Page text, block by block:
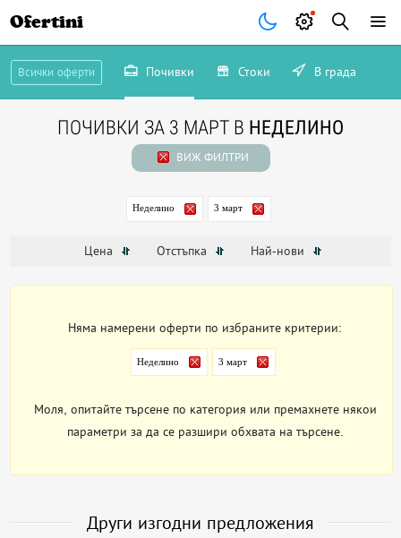
Ofertini
Всички оферти Почивки Стоки В града
ПОЧИВКИ ЗА 3 МАРТ В НЕДЕЛИНО
ВИЖ ФИЛТРИ
Неделино 3 март
Цена Отстъпка Най-нови
Няма намерени оферти по избраните критерии:
Неделино 3 март
Моля, опитайте търсене по категория или премахнете някои
параметри за да се разшири обхвата на търсене.
Други изгодни предложения